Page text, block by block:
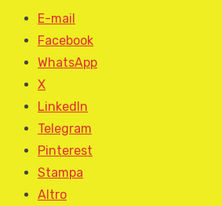
E-mail
Facebook
WhatsApp
X
LinkedIn
Telegram
Pinterest
Stampa
Altro